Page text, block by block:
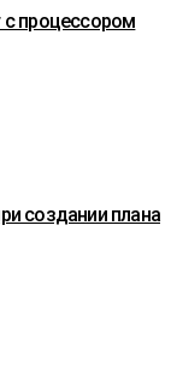
с процессором
создании плана